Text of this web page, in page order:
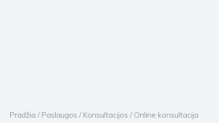
Pradžia / Paslaugos / Konsultacijos / Online konsultacija